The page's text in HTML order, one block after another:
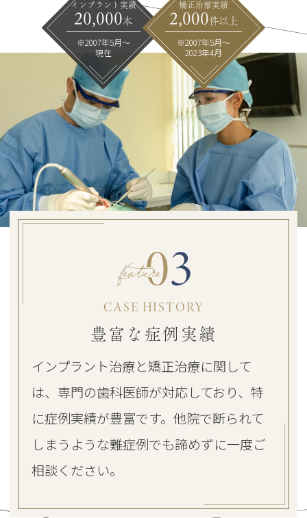
インプラント実績
20,000本
※2007年5月～
現在
矯正治療実績
2,000件以上
※2007年5月～
2023年4月
CASE HISTORY
豊富な症例実績
インプラント治療と矯正治療に関して
は、専門の歯科医師が対応しており、特
に症例実績が豊富です。他院で断られて
しまうような難症例でも諦めずに一度ご
相談ください。